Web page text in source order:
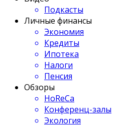
Подкасты
Личные финансы
Экономия
Кредиты
Ипотека
Налоги
Пенсия
Обзоры
HoReCa
Конференц-залы
Экология